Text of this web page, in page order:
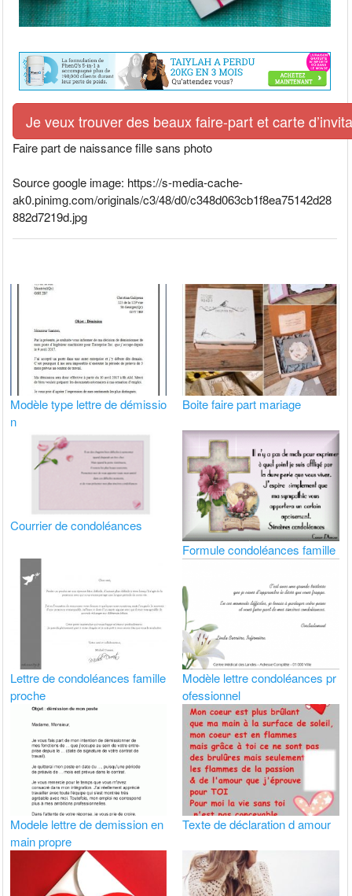
Je veux trouver des beaux faire-part et carte
Faire part de naissance fille sans photo
Source google image: https://s-media-cache-
ak0.pinimg.com/originals/c3/48/d0/c348d063cb1f8ea75142d28
882d7219d.jpg
Modèle type lettre de démissio
n
Boite faire part mariage
Courrier de condoléances
Formule condoléances famille
Lettre de condoléances famille
proche
Modèle lettre condoléances pr
ofessionnel
Modele lettre de demission en
main propre
Texte de déclaration d amour